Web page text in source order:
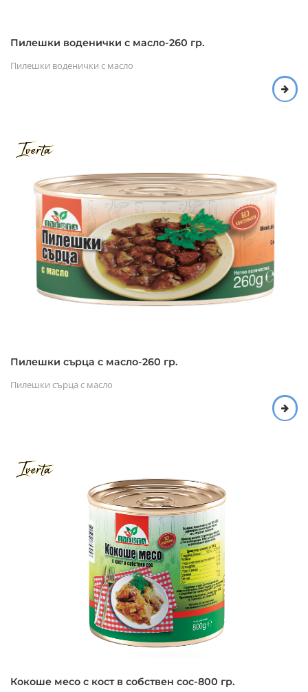
Пилешки воденички с масло-260 гр.
Пилешки воденички с масло
Пилешки сърца с масло-260 гр.
Пилешки сърца с масло
Кокоше месо с кост в собствен сос-800 гр.